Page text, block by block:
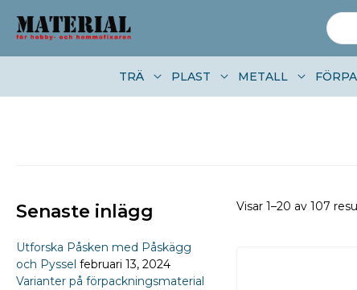
Sök
efter:
TRÄ PLAST METALL
Visar 1–20 av 107
Senaste inlägg
Utforska Påsken med Påskägg
och Pyssel februari 13, 2024
Varianter på förpackningsmaterial